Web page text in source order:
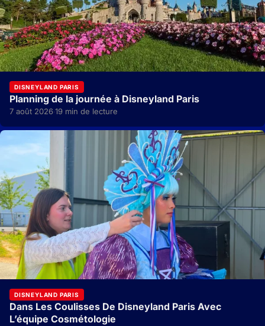
DISNEYLAND PARIS
Planning de la journée à Disneyland Paris
7 août 2026·19 min de lecture
DISNEYLAND PARIS
Dans Les Coulisses De Disneyland Paris Avec
L’équipe Cosmétologie